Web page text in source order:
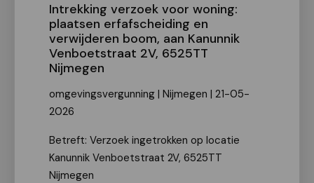
Intrekking verzoek voor woning:
plaatsen erfafscheiding en
verwijderen boom, aan Kanunnik
Venboetstraat 2V, 6525TT
Nijmegen
omgevingsvergunning | Nijmegen | 21-05-
2026
Betreft: Verzoek ingetrokken op locatie
Kanunnik Venboetstraat 2V, 6525TT
Nijmegen